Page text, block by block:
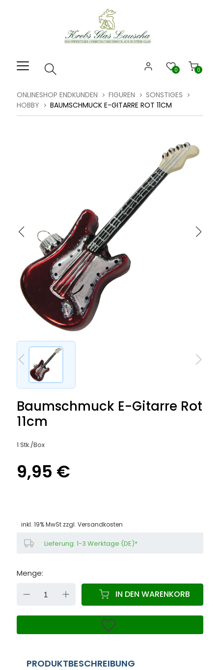
Barrierefreiheitsmenü
0
0
ONLINESHOP ENDKUNDEN FIGUREN
SONSTIGES
HOBBY
BAUMSCHMUCK E-GITARRE ROT 11CM
Baumschmuck E-Gitarre Rot
11cm
1 Stk./Box
9,95 €
inkl. 19% MwSt zzgl. Versandkosten
Lieferung: 1-3 Werktage (DE)*
Menge:
DOWN IN DEN WARENKORB
PRODUKTBESCHREIBUNG